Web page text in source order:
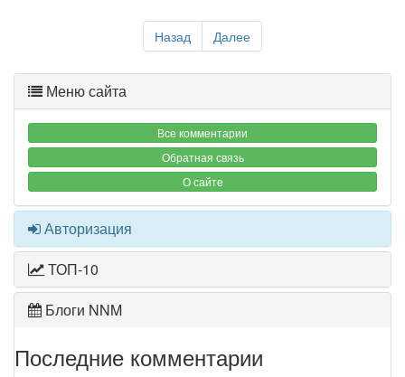
Назад Далее
Меню сайта
Все комментарии
Обратная связь
О сайте
Авторизация
ТОП-10
Блоги NNM
Последние комментарии